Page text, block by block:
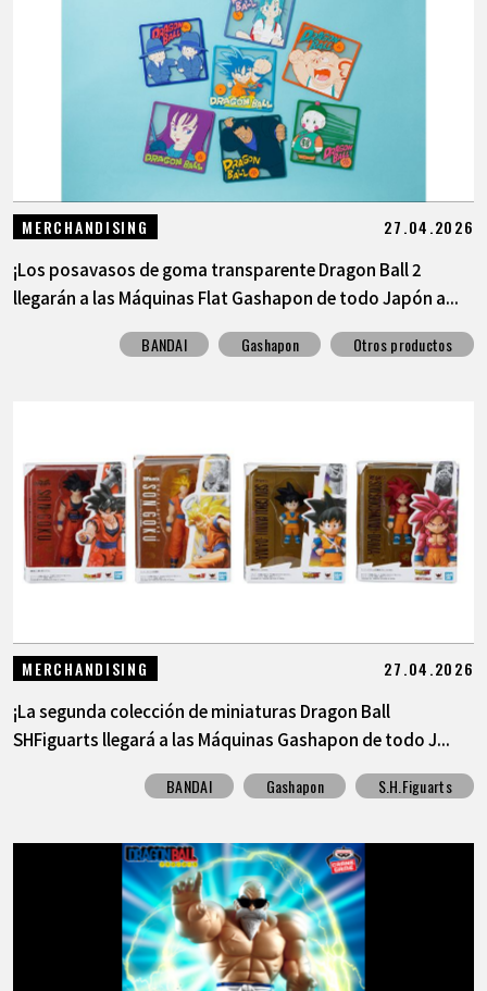
MERCHANDISING 27.04.2026
¡Los posavasos de goma transparente Dragon Ball 2
llegarán a las Máquinas Flat Gashapon de todo Japón a...
BANDAI Gashapon Otros productos
MERCHANDISING 27.04.2026
¡La segunda colección de miniaturas Dragon Ball
SHFiguarts llegará a las Máquinas Gashapon de todo J...
BANDAI Gashapon S.H.Figuarts